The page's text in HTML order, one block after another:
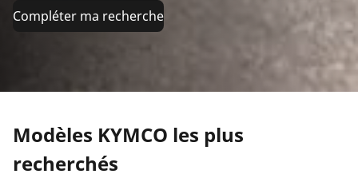
Compléter ma recherche
Modèles KYMCO les plus
recherchés